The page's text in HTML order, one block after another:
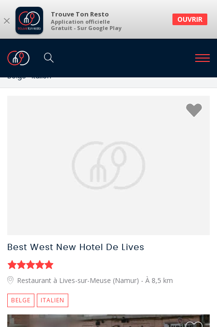
× Trouve Ton Resto
Application officielle
Gratuit - Sur Google Play
OUVRIR
Restaurants
Restaurants à Sart-Bernard et environs
Belge · Italien
Best West New Hotel De Lives
Restaurant à Lives-sur-Meuse (Namur) - À 8,5 km
BELGE ITALIEN